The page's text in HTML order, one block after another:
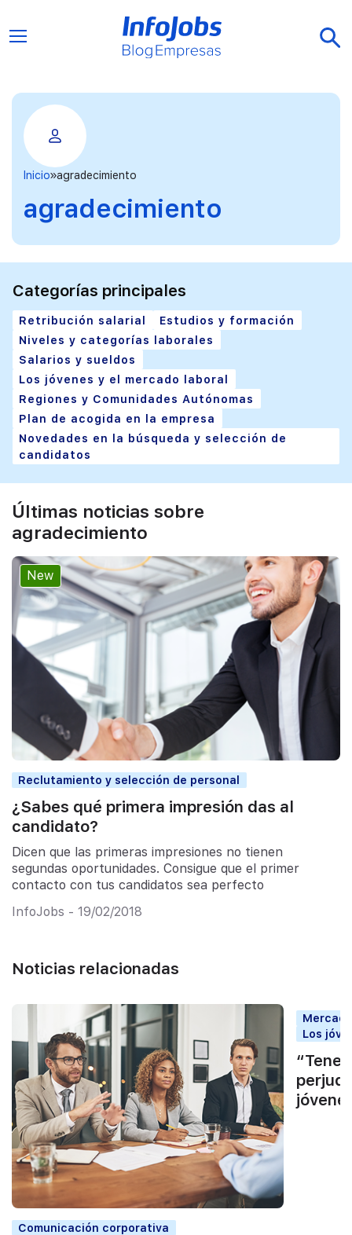
Inicio agradecimiento
agradecimiento
Categorías principales
Retribución salarial
Estudios y formación
Niveles y categorías laborales
Salarios y sueldos
Los jóvenes y el mercado laboral
Regiones y Comunidades Autónomas
Plan de acogida en la empresa
Novedades en la búsqueda y selección de
candidatos
Últimas noticias sobre
agradecimiento
New
Reclutamiento y selección de personal
¿Sabes qué primera impresión das al
candidato?
Dicen que las primeras impresiones no tienen
segundas oportunidades. Consigue que el primer
contacto con tus candidatos sea perfecto
InfoJobs - 19/02/2018
Noticias relacionadas
Comunicación corporativa
Los